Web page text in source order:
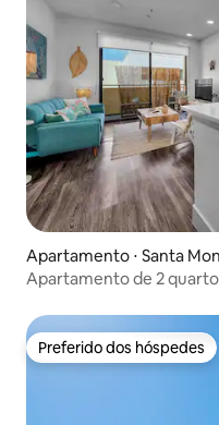
Apartamento ⋅ Santa
Apartamento de 2
Preferido dos hóspedes
Preferido dos hóspedes